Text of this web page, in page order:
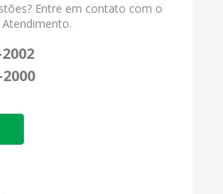
Entre em contato com o